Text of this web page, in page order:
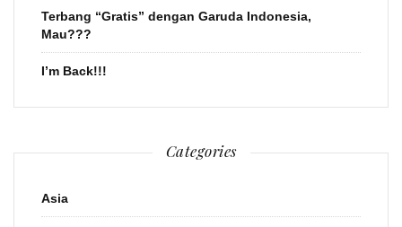
Terbang “Gratis” dengan Garuda Indonesia,
Mau???
I’m Back!!!
Categories
Asia